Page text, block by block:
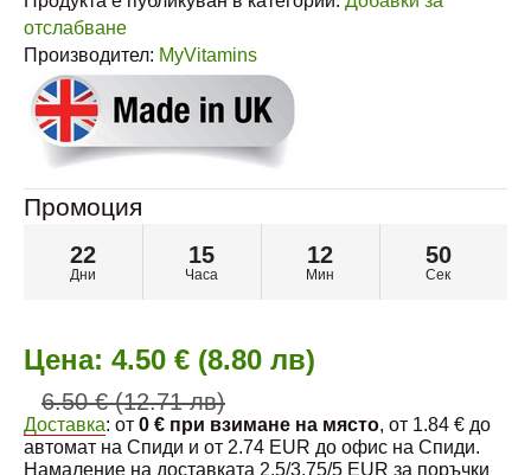
отслабване
Производител: MyVitamins
Промоция
22
Дни
15
Часа
12
Мин
49
Сек
Цена: 4.50 € (8.80 лв)
6.50 € (12.71 лв)
Доставка: от 0 € при взимане на място, от 1.84 € до
автомат на Спиди и от 2.74 EUR до офис на Спиди.
Намаление на доставката 2.5/3.75/5 EUR за поръчки